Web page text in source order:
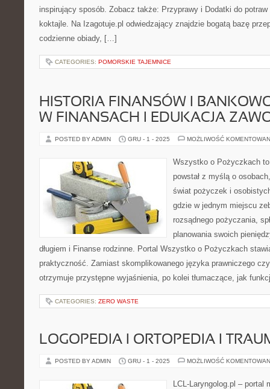
inspirujący sposób. Zobacz także: Przyprawy i Dodatki do potraw
koktajle. Na Izagotuje.pl odwiedzający znajdzie bogatą bazę
codzienne obiady, […]
CATEGORIES: POMORSKIE TAJEMNICE
HISTORIA FINANSÓW I
W FINANSACH I EDUKACJA
POSTED BY ADMIN GRU - 1 - 2025 MOŻLIWOŚĆ
Wszystko o Pożyczkach
powstał z myślą o
świat pożyczek i
gdzie w jednym miejscu
rozsądnego pożyczania,
planowania swoich
długiem i Finanse rodzinne. Portal Wszystko o Pożyczkach
praktyczność. Zamiast skomplikowanego języka prawniczego
otrzymuje przystępne wyjaśnienia, po kolei tłumaczące, jak
CATEGORIES: ZERO WASTE
LOGOPEDIA I ORTOPEDIA I
POSTED BY ADMIN GRU - 1 - 2025 MOŻLIWOŚĆ
LCL-Laryngolog.pl –